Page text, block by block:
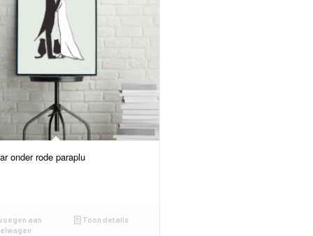
onder rode paraplu
aan
Toon details